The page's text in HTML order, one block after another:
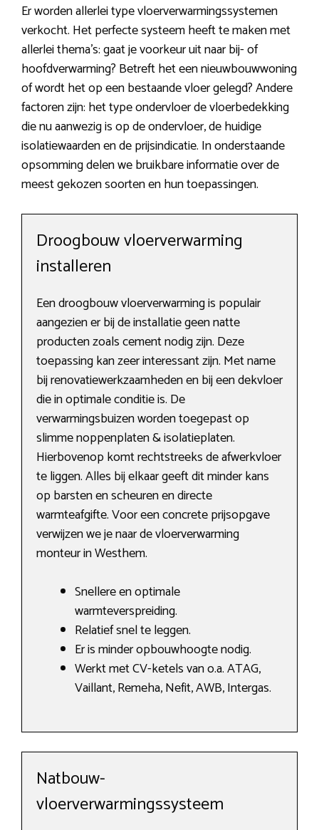
Er worden allerlei type vloerverwarmingssystemen
verkocht. Het perfecte systeem heeft te maken met
allerlei thema’s: gaat je voorkeur uit naar bij- of
hoofdverwarming? Betreft het een nieuwbouwwoning
of wordt het op een bestaande vloer gelegd? Andere
factoren zijn: het type ondervloer de vloerbedekking
die nu aanwezig is op de ondervloer, de huidige
isolatiewaarden en de prijsindicatie. In onderstaande
opsomming delen we bruikbare informatie over de
meest gekozen soorten en hun toepassingen.
Droogbouw vloerverwarming
installeren
Een droogbouw vloerverwarming is populair
aangezien er bij de installatie geen natte
producten zoals cement nodig zijn. Deze
toepassing kan zeer interessant zijn. Met name
bij renovatiewerkzaamheden en bij een dekvloer
die in optimale conditie is. De
verwarmingsbuizen worden toegepast op
slimme noppenplaten & isolatieplaten.
Hierbovenop komt rechtstreeks de afwerkvloer
te liggen. Alles bij elkaar geeft dit minder kans
op barsten en scheuren en directe
warmteafgifte. Voor een concrete prijsopgave
verwijzen we je naar de vloerverwarming
monteur in Westhem.
Snellere en optimale
warmteverspreiding.
Relatief snel te leggen.
Er is minder opbouwhoogte nodig.
Werkt met CV-ketels van o.a. ATAG,
Vaillant, Remeha, Nefit, AWB, Intergas.
Natbouw-
vloerverwarmingssysteem